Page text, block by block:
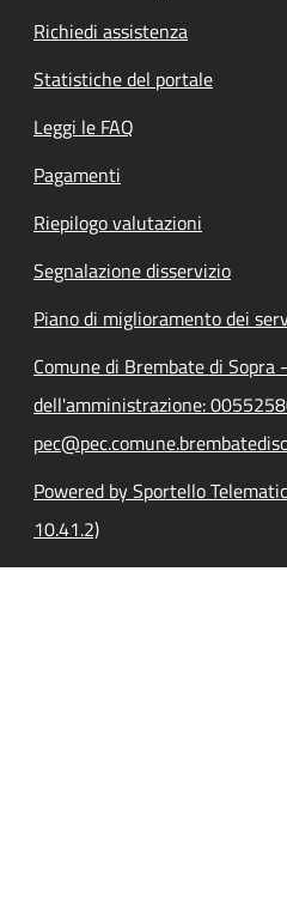
Richiedi assistenza
Statistiche del portale
Leggi le FAQ
Pagamenti
Riepilogo valutazioni
Segnalazione disservizio
Piano di miglioramento dei
Comune di Brembate di Sopra
dell'amministrazione:
Powered by Sportello
10.41.2)